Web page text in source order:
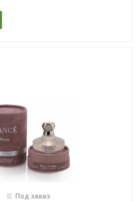
Под заказ